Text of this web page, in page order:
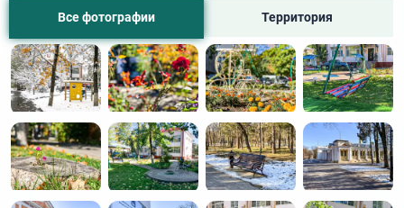
Все фотографии Территория